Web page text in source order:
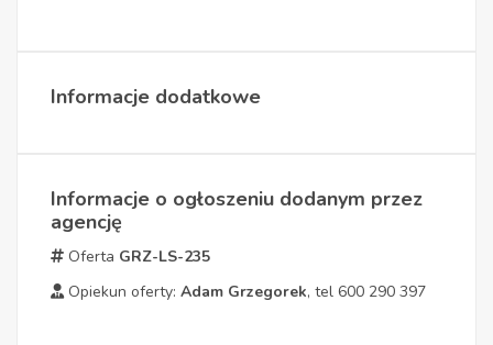
Informacje dodatkowe
Informacje o ogłoszeniu dodanym przez
agencję
Oferta GRZ-LS-235
Opiekun oferty: Adam Grzegorek, tel 600 290 397